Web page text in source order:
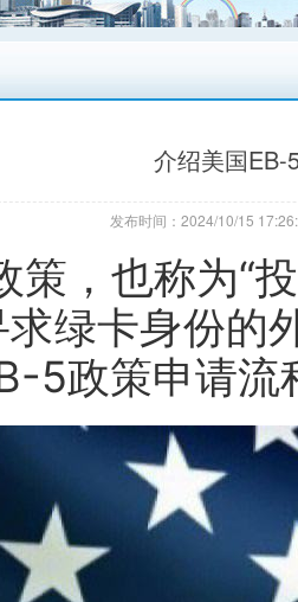
介绍美国EB-
发布时间：2024/10/15
策，也称为“
绿卡身份的
5政策申请流